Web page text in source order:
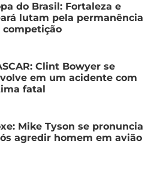
do Brasil: Fortaleza e
lutam pela permanência
competição
Clint Bowyer se
em um acidente com
fatal
Mike Tyson se pronuncia
agredir homem em avião